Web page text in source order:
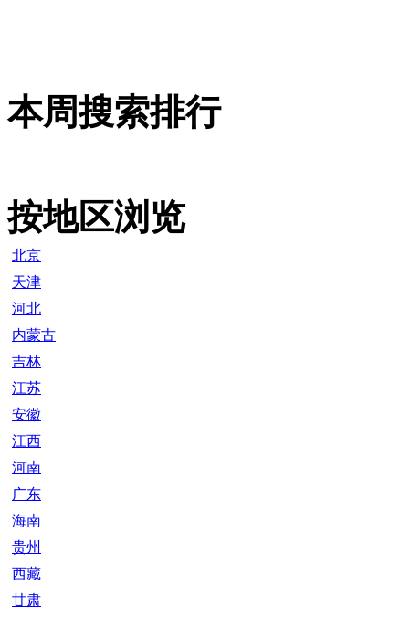
本周搜索排行
按地区浏览
北京
天津
河北
内蒙古
吉林
江苏
安徽
江西
河南
广东
海南
贵州
西藏
甘肃